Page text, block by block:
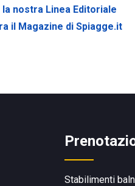
la nostra Linea Editoriale
il Magazine di Spiagge.it
Stabilimenti